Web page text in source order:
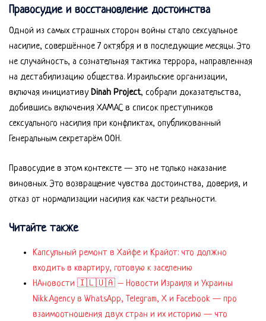
Правосудие и восстановление достоинства
Одной из самых страшных сторон войны стало сексуальное
насилие, совершённое 7 октября и в последующие месяцы. Это
не случайность, а сознательная тактика террора, направленная
на дестабилизацию общества. Израильские организации,
включая инициативуDinah Project, собрали доказательства,
добившись включения ХАМАС в список преступников
сексуального насилия при конфликтах, опубликованный
Генеральным секретарём ООН.
Правосудие в этом контексте — это не только наказание
виновных. Это возвращение чувства достоинства, доверия, и
отказ от нормализации насилия как части реальности.
Читайте также
Капсульный ремонт в Хайфе и Крайот: что должно
входить в квартиру, готовую к заселению
НАновости 🇮🇱🇺🇦 – Новости Израиля и Украины
Nikk.Agency в WhatsApp, Telegram, X и Facebook — про
взаимоотношения двух стран и их историю — что